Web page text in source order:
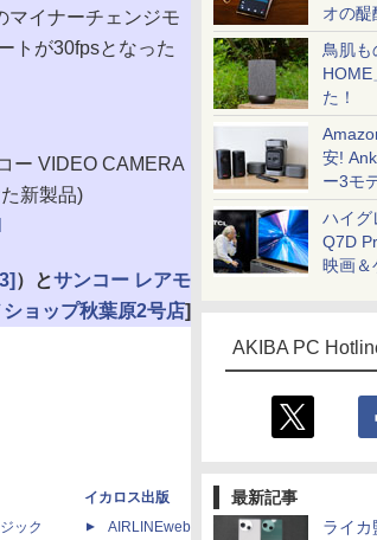
オの醍
鳥肌も
HOME
た！
安!
ー3モ
ハイグ
Q7D
映画＆
AKIBA PC
最新記事
ライ
マイナーチェンジモ
トが30fpsとなった
ー VIDEO CAMERA
新製品)
）とサンコー レアモ
ショップ秋葉原2号店]
ック
イカロス出版
AIRLINEweb
ICE
天海社